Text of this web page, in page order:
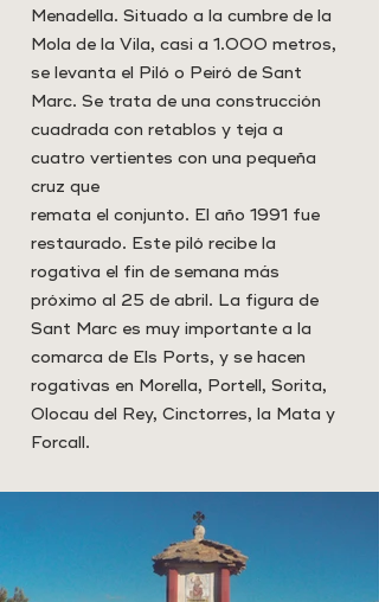
Menadella. Situado a la cumbre de la
Mola de la Vila, casi a 1.000 metros,
se levanta el Piló o Peiró de Sant
Marc. Se trata de una construcción
cuadrada con retablos y teja a
cuatro vertientes con una pequeña
cruz que
remata el conjunto. El año 1991 fue
restaurado. Este piló recibe la
rogativa el fin de semana más
próximo al 25 de abril. La figura de
Sant Marc es muy importante a la
comarca de Els Ports, y se hacen
rogativas en Morella, Portell, Sorita,
Olocau del Rey, Cinctorres, la Mata y
Forcall.